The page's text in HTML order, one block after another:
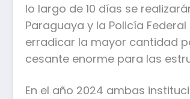
lo largo de 10 días se
Paraguaya y la Policía
erradicar la mayor cantidad
cesante enorme para las
En el año 2024 ambas